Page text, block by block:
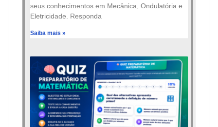
seus conhecimentos em Mecânica, Ondulatória e
Eletricidade. Responda
Saiba mais »